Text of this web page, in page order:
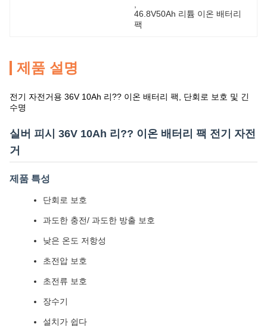
46.8V50Ah 리튬 이온 배터리
팩
제품 설명
전기 자전거용 36V 10Ah 리?? 이온 배터리 팩, 단회로 보호 및 긴
수명
실버 피시 36V 10Ah 리?? 이온 배터리 팩 전기 자전
거
제품 특성
단회로 보호
과도한 충전/ 과도한 방출 보호
낮은 온도 저항성
초전압 보호
초전류 보호
장수기
설치가 쉽다